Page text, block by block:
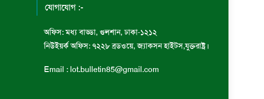
যোগাযোগ :-
অফিস: মধ্য বাড্ডা, গুলশান, ঢাকা-১২১২
নিউইয়র্ক অফিস: ৭২২৮ ব্রডওয়ে, জ্যাকসন হাইটস,যুক্তরাষ্ট্র।
Email : lot.bulletin85@gmail.com